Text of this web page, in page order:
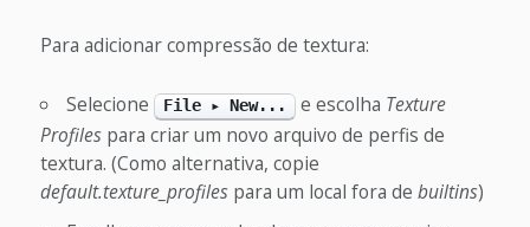
Para adicionar compressão de textura:
Selecione File ▸ New... e escolha Texture
Profilespara criar um novo arquivo de perfis de
textura. (Como alternativa, copie
default.texture_profilespara um local fora de builtins)